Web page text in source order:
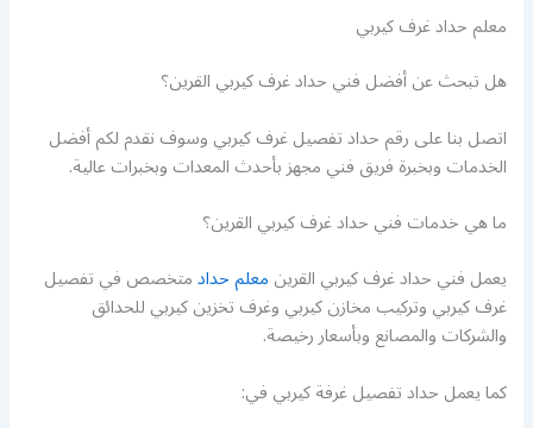
معلم حداد غرف كيربي
هل تبحث عن أفضل فني حداد غرف كيربي القرين؟
اتصل بنا على رقم حداد تفصيل غرف كيربي وسوف نقدم لكم أفضل
الخدمات وبخبرة فريق فني مجهز بأحدث المعدات وبخبرات عالية.
ما هي خدمات فني حداد غرف كيربي القرين؟
يعمل فني حداد غرف كيربي القرينمعلم حدادمتخصص في تفصيل
غرف كيربي وتركيب مخازن كيربي وغرف تخزين كيربي للحدائق
والشركات والمصانع وبأسعار رخيصة.
كما يعمل حداد تفصيل غرفة كيربي في: